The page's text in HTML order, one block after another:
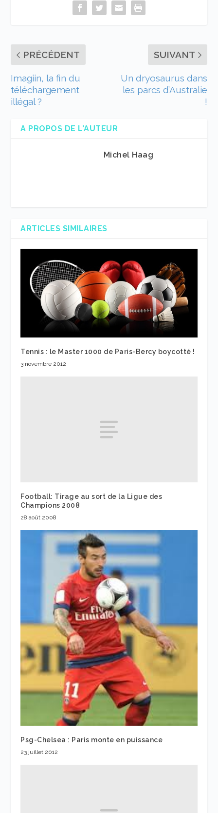
PRÉCÉDENT
Imagiin, la fin du
téléchargement
illégal ?
SUIVANT
Un dryosaurus dans
les parcs d’Australie
!
A PROPOS DE L'AUTEUR
Michel Haag
ARTICLES SIMILAIRES
Tennis : le Master 1000 de Paris-Bercy boycotté !
3 novembre 2012
Football: Tirage au sort de la Ligue des
Champions 2008
28 août 2008
Psg-Chelsea : Paris monte en puissance
23 juillet 2012